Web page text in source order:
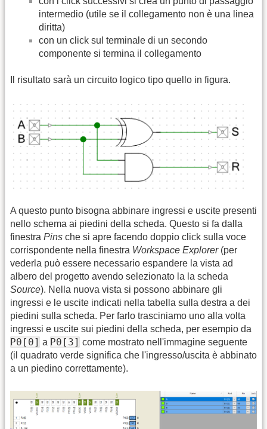
intermedio (utile se il collegamento non è una linea
diritta)
con un click sul terminale di un secondo
componente si termina il collegamento
Il risultato sarà un circuito logico tipo quello in figura.
A questo punto bisogna abbinare ingressi e uscite presenti
nello schema ai piedini della scheda. Questo si fa dalla
finestra Pins che si apre facendo doppio click sulla voce
corrispondente nella finestra Workspace Explorer(per
vederla può essere necessario espandere la vista ad
albero del progetto avendo selezionato la la scheda
Source). Nella nuova vista si possono abbinare gli
ingressi e le uscite indicati nella tabella sulla destra a dei
piedini sulla scheda. Per farlo trasciniamo uno alla volta
ingressi e uscite sui piedini della scheda, per esempio da
P0[0] a P0[3] come mostrato nell'immagine seguente
(il quadrato verde significa che l'ingresso/uscita è abbinato
a un piedino correttamente).